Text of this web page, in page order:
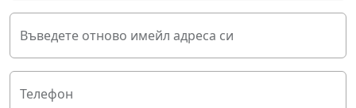
Въведете отново имейл адреса си
Телефон